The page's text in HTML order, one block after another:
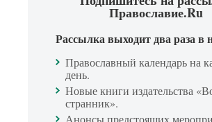
Православие.Ru
Рассылка выходит два раза в
Православный календарь на
день.
Новые книги издательства
странник».
Анонсы предстоящих